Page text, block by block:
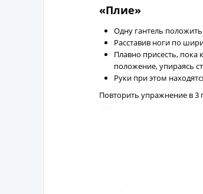
«Плие»
Одну гантель
Расставив ноги по
Плавно присесть, пока
положение, упираясь
Руки при этом
Повторить упражнение в 3